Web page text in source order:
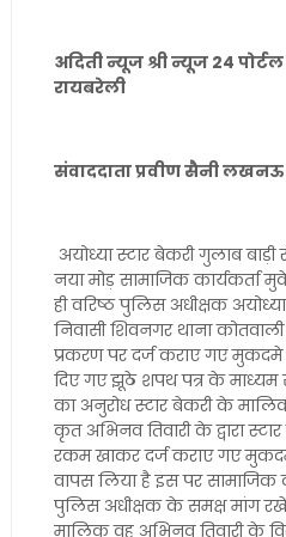
अदिती न्यूज श्री न्यूज 24
रायबरेली
संवाददाता प्रवीण सैनी लखनऊ
अयोध्या स्टार बेकरी गुलाब
नया मोड़ सामाजिक कार्यकर्ता
ही वरिष्ठ पुलिस अधीक्षक
निवासी शिवनगर थाना
प्रकरण पर दर्ज कराए गए
दिए गए झूठे शपथ पत्र के
का अनुरोध स्टार बेकरी के
कृत अभिनव तिवारी के द्वारा
रकम खाकर दर्ज कराए गए
वापस लिया है इस पर सामाजिक
पुलिस अधीक्षक के समक्ष मांग
मालिक वह अभिनव तिवारी के